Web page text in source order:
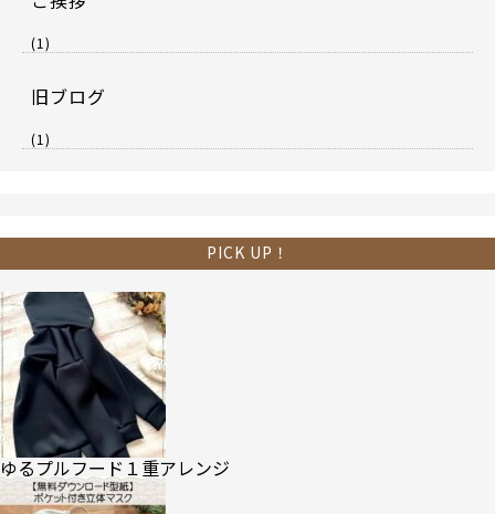
(1)
旧ブログ
(1)
PICK UP！
ゆるプルフード１重アレンジ